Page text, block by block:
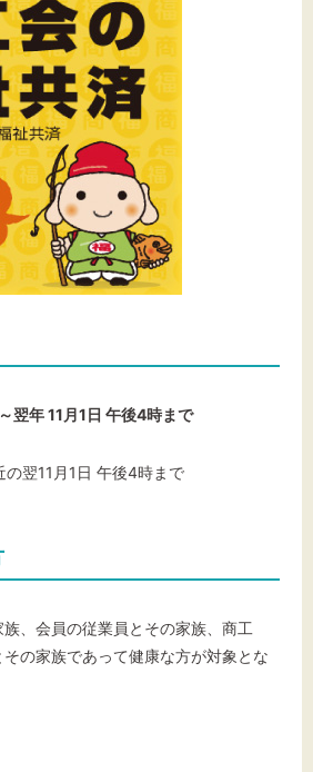
翌年 11月1日 午後4時まで
翌11月1日 午後4時まで
、会員の従業員とその家族、商工
の家族であって健康な方が対象とな